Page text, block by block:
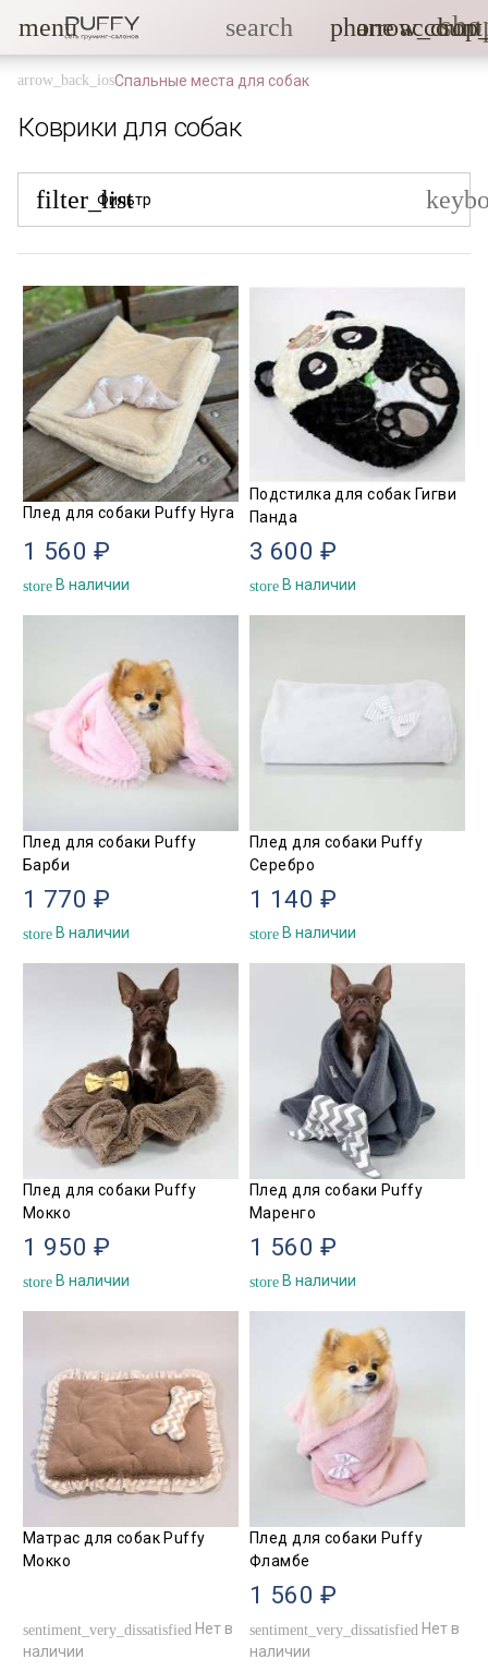
menu search phone
Спальные места для собак
Коврики для собак
filter_list
Фильтр
Плед для собаки Puffy Нуга
1 560 ₽
store В наличии
Подстилка для собак Гигви
Панда
3 600 ₽
store В наличии
Плед для собаки Puffy
Барби
1 770 ₽
store В наличии
Плед для собаки Puffy
Серебро
1 140 ₽
store В наличии
Плед для собаки Puffy
Мокко
1 950 ₽
store В наличии
Плед для собаки Puffy
Маренго
1 560 ₽
store В наличии
Матрас для собак Puffy
Мокко
sentiment_very_dissatisfied Нет в
наличии
Плед для собаки Puffy
Фламбе
1 560 ₽
sentiment_very_dissatisfied Нет в
наличии